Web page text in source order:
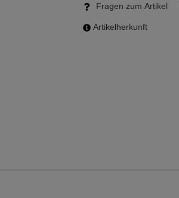
Fragen zum Artikel
Artikelherkunft